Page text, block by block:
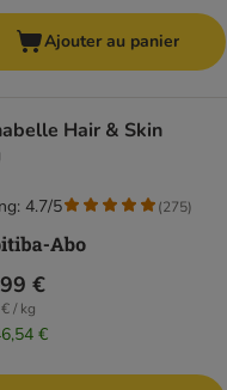
Ajouter au panier
Hair & Skin
€
/ kg
€
4.7/5 (275)